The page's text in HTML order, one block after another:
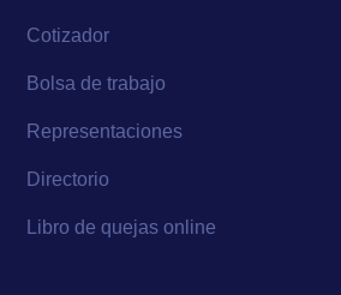
Cotizador
Bolsa de trabajo
Representaciones
Directorio
Libro de quejas online